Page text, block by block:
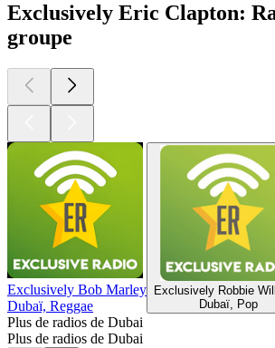
Exclusively Eric Clapton:
groupe
Exclusively Bob Marley
Dubaï, Reggae
Exclusively Robbie
Dubaï, Pop
Plus de radios de Dubai
Plus de radios de Dubai